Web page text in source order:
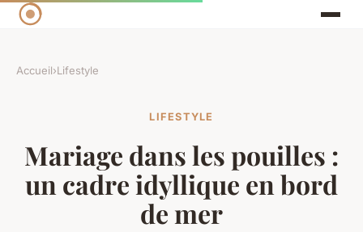
Accueil›Lifestyle
LIFESTYLE
Mariage dans les pouilles :
un cadre idyllique en bord
de mer